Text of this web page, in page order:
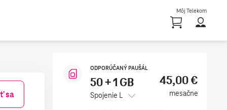
Môj Telekom
sa
ODPORÚČANÝ PAUŠÁL
50 + 1 GB
Spojenie L
45,00 €
mesačne